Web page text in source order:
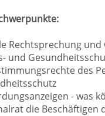
Rechtsprechung
und
des
- was
die Beschäftigen